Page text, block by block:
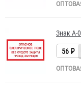
Знак A-
56 ₽